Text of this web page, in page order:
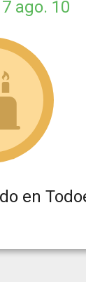
ago. 10
en